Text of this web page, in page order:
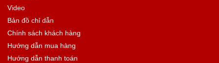
Video
Bản đồ chỉ dẫn
Chính sách khách hàng
Hướng dẫn mua hàng
Hướng dẫn thanh toán